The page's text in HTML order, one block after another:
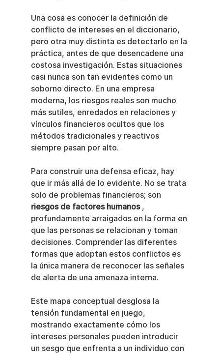
Una cosa es conocer la definición de
conflicto de intereses en el diccionario,
pero otra muy distinta es detectarlo en la
práctica, antes de que desencadene una
costosa investigación. Estas situaciones
casi nunca son tan evidentes como un
soborno directo. En una empresa
moderna, los riesgos reales son mucho
más sutiles, enredados en relaciones y
vínculos financieros ocultos que los
métodos tradicionales y reactivos
siempre pasan por alto.
Para construir una defensa eficaz, hay
que ir más allá de lo evidente. No se trata
solo de problemas financieros; son
riesgos de factores humanos ,
profundamente arraigados en la forma en
que las personas se relacionan y toman
decisiones. Comprender las diferentes
formas que adoptan estos conflictos es
la única manera de reconocer las señales
de alerta de una amenaza interna.
Este mapa conceptual desglosa la
tensión fundamental en juego,
mostrando exactamente cómo los
intereses personales pueden introducir
un sesgo que enfrenta a un individuo con